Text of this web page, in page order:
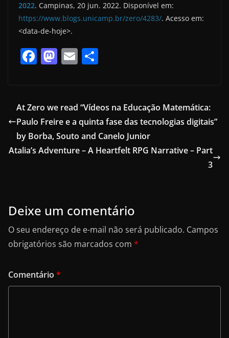
2022. Campinas, 20 jun. 2022. Disponível em:
https://www.blogs.unicamp.br/zero/4283/. Acesso em:
<data-de-hoje>.
F
e
b
o
o
M
o
d
o
n
E
l e
At Zero we read “Vídeos na Educação Matemática:
Paulo Freire e a quinta fase das tecnologias digitais”
by Borba, Souto and Canelo Junior
Atalia’s Adventure – A Heartfelt RPG Narrative – Part
3
Deixe um comentário
O seu endereço de e-mail não será publicado. Campos
obrigatórios são marcados com *
Comentário *